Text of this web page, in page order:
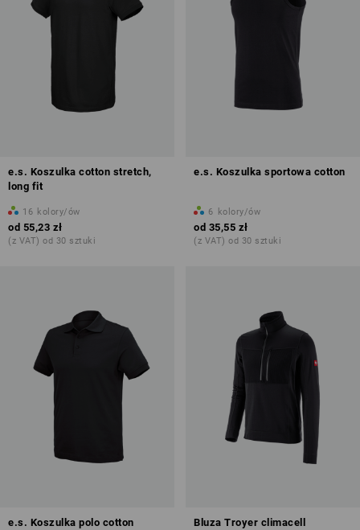
e.s. Koszulka cotton stretch,
long fit
16 kolory/ów
od 55,23 zł
(z VAT) od 30 sztuki
e.s. Koszulka sportowa cotton
6 kolory/ów
od 35,55 zł
(z VAT) od 30 sztuki
e.s. Koszulka polo cotton Bluza Troyer climacell